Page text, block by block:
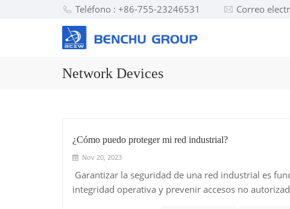
Teléfono : +86-755-23246531 Correo
Network Devices
¿Cómo puedo proteger mi red industrial?
Nov 20, 2023
Garantizar la seguridad de una red industrial es
integridad operativa y prevenir accesos no